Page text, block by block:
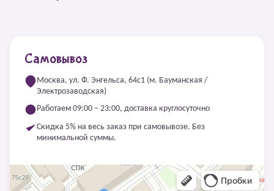
Самовывоз
Москва, ул. Ф. Энгельса, 64с1 (м. Бауманская /
Электрозаводская)
Работаем 09:00 – 23:00, доставка круглосуточно
Скидка 5% на весь заказ при самовывозе. Без
минимальной суммы.